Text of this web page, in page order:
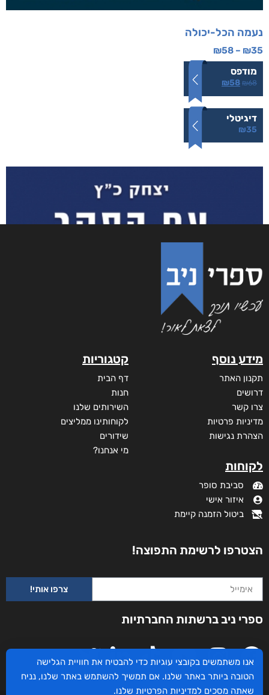
₪35
–
₪58
₪68
₪ 58
מידע נוסף
תקנון האתר
צרו קשר
הצהרת נגישות
לקוחות
קטגוריות
דף הבית
מי אנחנו?
אנו משתמשים בקובצי עוגיות כדי להבטיח את חוויית הגלישה
הטובה ביותר באתר שלנו. אם תמשיך להשתמש באתר שלנו, נניח
שאתה מסכים למדיניות הפרטיות שלנו.